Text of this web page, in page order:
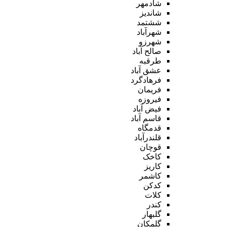
شادمهر
شاندیز
ششتمد
شهرآباد
شهرزو
صالح آباد
طرقبه
عشق آباد
فرهادگرد
فریمان
فیروزه
فیض آباد
قاسم آباد
قدمگاه
قلندرآباد
قوچان
کاخک
کاریز
کاشمر
کدکن
کلات
کندر
گلبهار
گلمکان